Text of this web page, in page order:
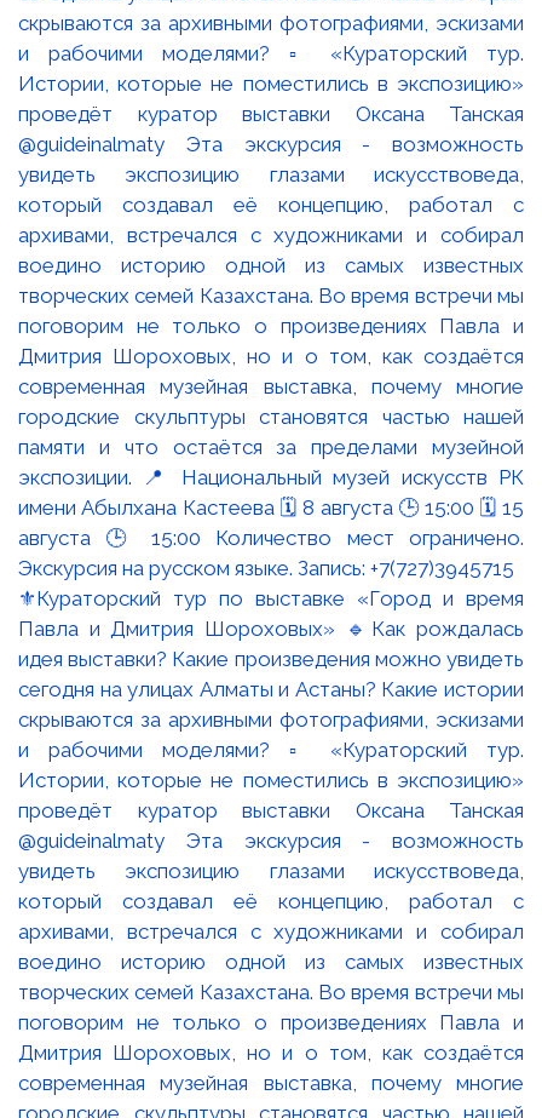
⚜️Кураторский тур по выставке «Город и время
Павла и Дмитрия Шороховых» 🔹Как рождалась
идея выставки? Какие произведения можно увидеть
сегодня на улицах Алматы и Астаны? Какие истории
скрываются за архивными фотографиями, эскизами
и рабочими моделями? ▫️ «Кураторский тур.
Истории, которые не поместились в экспозицию»
проведёт куратор выставки Оксана Танская
@guideinalmaty Эта экскурсия - возможность
увидеть экспозицию глазами искусствоведа,
который создавал её концепцию, работал с
архивами, встречался с художниками и собирал
воедино историю одной из самых известных
творческих семей Казахстана. Во время встречи мы
поговорим не только о произведениях Павла и
Дмитрия Шороховых, но и о том, как создаётся
современная музейная выставка, почему многие
городские скульптуры становятся частью нашей